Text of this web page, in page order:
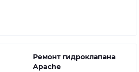
Ремонт гидроклапана
Apache